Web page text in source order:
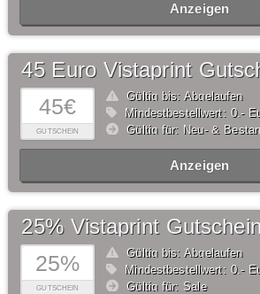
Anzeigen
45€
GUTSCHEIN
45 Euro Vistaprint
Gültig bis: Abgelaufen
Mindestbestellwert: 0,-
Gültig für: Neu- &
Anzeigen
25%
GUTSCHEIN
25% Vistaprint
Gültig bis: Abgelaufen
Mindestbestellwert: 0,-
Gültig für: Sale